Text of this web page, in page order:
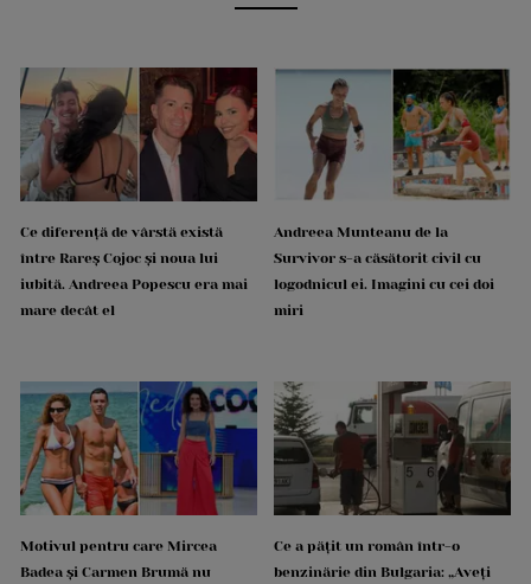
Ce diferență de vârstă există
între Rareș Cojoc și noua lui
iubită. Andreea Popescu era mai
mare decât el
Andreea Munteanu de la
Survivor s-a căsătorit civil cu
logodnicul ei. Imagini cu cei doi
miri
Motivul pentru care Mircea
Badea și Carmen Brumă nu
Ce a pățit un român într-o
benzinărie din Bulgaria: „Aveți